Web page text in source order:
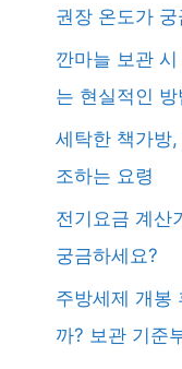
권장 온도가
깐마늘 보관
는 현실적인 방
세탁한 책가방
조하는 요령
전기요금 계산
궁금하세요?
주방세제 개봉
까? 보관 기준